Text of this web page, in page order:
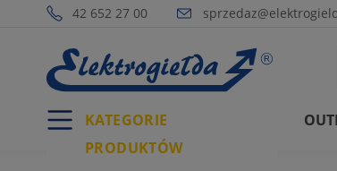
42 652 27 00
KATEGORIE
PRODUKTÓW